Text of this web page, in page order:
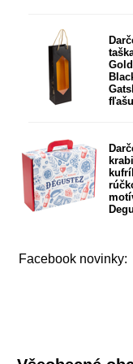
Facebook novinky: